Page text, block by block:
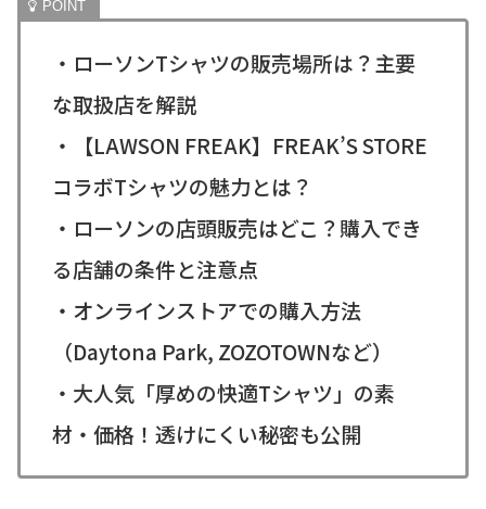
・ローソンTシャツの販売場所は？主要
な取扱店を解説
・【LAWSON FREAK】FREAK’S STORE
コラボTシャツの魅力とは？
・ローソンの店頭販売はどこ？購入でき
る店舗の条件と注意点
・オンラインストアでの購入方法
（Daytona Park, ZOZOTOWNなど）
・大人気「厚めの快適Tシャツ」の素
材・価格！透けにくい秘密も公開